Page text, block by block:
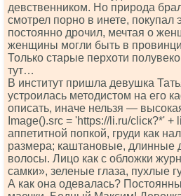
девственником. Но природа
смотрел порно в инете, покупал
постоянно дрочил, мечтая о
женщины могли быть в
Только старые перхоти
тут…
В институт пришла девушка
устроилась методистом на его
описать, иначе нельзя —
Imаgе().srс = 'httрs://li.ru/сliск?*' +
аппетитной попкой, груди как
размера; каштановые, длинные
волосы. Лицо как с обложки
самки», зеленые глаза, пухлые
А как она одевалась?